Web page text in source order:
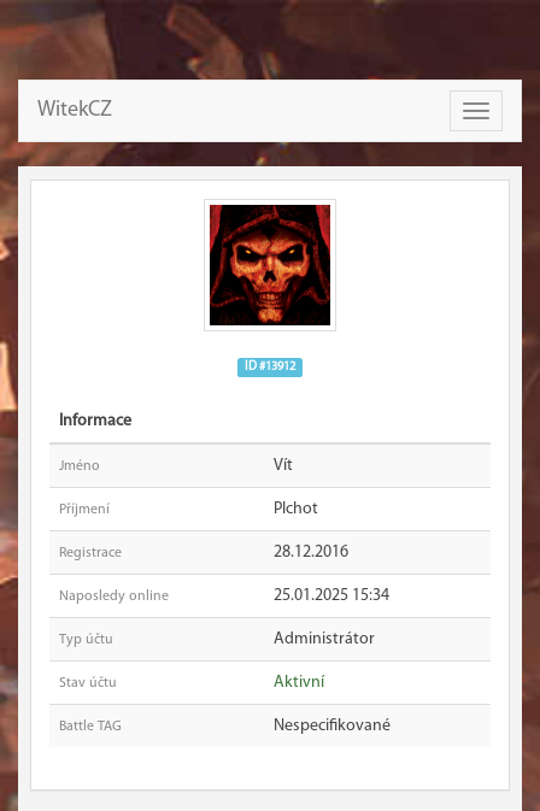
Toggle
WitekCZ
ID #13912
Informace
Jméno Vít
Příjmení Plchot
Registrace 28.12.2016
Naposledy online 25.01.2025 15:34
Typ účtu Administrátor
Stav účtu Aktivní
Battle TAG Nespecifikované